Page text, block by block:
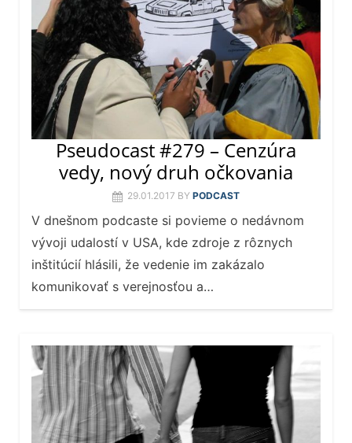
Pseudocast #279 – Cenzúra
vedy, nový druh očkovania
29.01.2017 BY PODCAST
V dnešnom podcaste si povieme o nedávnom
vývoji udalostí v USA, kde zdroje z rôznych
inštitúcií hlásili, že vedenie im zakázalo
komunikovať s verejnosťou a…